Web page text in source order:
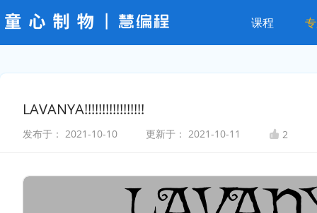
课程
LAVANYA!!!!!!!!!!!!!!!!!
发布于： 2021-10-10 更新于： 2021-10-11 2